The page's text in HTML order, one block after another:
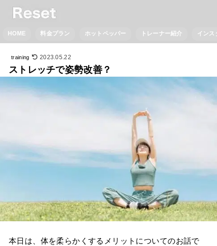
HOME 料金プラン ホットペッパー トレーナー紹介 インス
training 2023.05.22
ストレッチで姿勢改善？
本日は、体を柔らかくするメリットについてのお話で